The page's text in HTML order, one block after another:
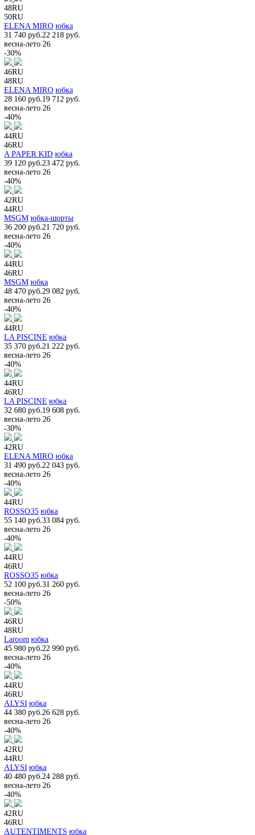
48RU
50RU
ELENA MIRO юбка
31 740 руб.22 218 руб.
весна-лето 26
-30%
46RU
48RU
ELENA MIRO юбка
28 160 руб.19 712 руб.
весна-лето 26
-40%
44RU
46RU
A PAPER KID юбка
39 120 руб.23 472 руб.
весна-лето 26
-40%
42RU
44RU
MSGM юбка-шорты
36 200 руб.21 720 руб.
весна-лето 26
-40%
44RU
46RU
MSGM юбка
48 470 руб.29 082 руб.
весна-лето 26
-40%
44RU
LA PISCINE юбка
35 370 руб.21 222 руб.
весна-лето 26
-40%
44RU
46RU
LA PISCINE юбка
32 680 руб.19 608 руб.
весна-лето 26
-30%
42RU
ELENA MIRO юбка
31 490 руб.22 043 руб.
весна-лето 26
-40%
44RU
ROSSO35 юбка
55 140 руб.33 084 руб.
весна-лето 26
-40%
44RU
46RU
ROSSO35 юбка
52 100 руб.31 260 руб.
весна-лето 26
-50%
46RU
48RU
Laroom юбка
45 980 руб.22 990 руб.
весна-лето 26
-40%
44RU
46RU
ALYSI юбка
44 380 руб.26 628 руб.
весна-лето 26
-40%
42RU
44RU
ALYSI юбка
40 480 руб.24 288 руб.
весна-лето 26
-40%
42RU
46RU
AUTENTIMENTS юбка